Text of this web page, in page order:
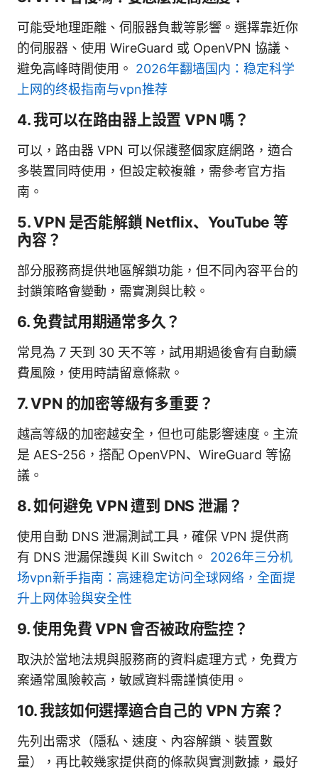
可能受地理距離、伺服器負載等影響。選擇靠近你
的伺服器、使用 WireGuard 或 OpenVPN 協議、
避免高峰時間使用。 2026年翻墙国内：稳定科学
上网的终极指南与vpn推荐
4. 我可以在路由器上設置 VPN 嗎？
可以，路由器 VPN 可以保護整個家庭網路，適合
多裝置同時使用，但設定較複雜，需參考官方指
南。
5. VPN 是否能解鎖 Netflix、YouTube 等
內容？
部分服務商提供地區解鎖功能，但不同內容平台的
封鎖策略會變動，需實測與比較。
6. 免費試用期通常多久？
常見為 7 天到 30 天不等，試用期過後會有自動續
費風險，使用時請留意條款。
7. VPN 的加密等級有多重要？
越高等級的加密越安全，但也可能影響速度。主流
是 AES-256，搭配 OpenVPN、WireGuard 等協
議。
8. 如何避免 VPN 遭到 DNS 泄漏？
使用自動 DNS 泄漏測試工具，確保 VPN 提供商
有 DNS 泄漏保護與 Kill Switch。 2026年三分机
场vpn新手指南：高速稳定访问全球网络，全面提
升上网体验與安全性
9. 使用免費 VPN 會否被政府監控？
取決於當地法規與服務商的資料處理方式，免費方
案通常風險較高，敏感資料需謹慎使用。
10. 我該如何選擇適合自己的 VPN 方案？
先列出需求（隱私、速度、內容解鎖、裝置數
量），再比較幾家提供商的條款與實測數據，最好